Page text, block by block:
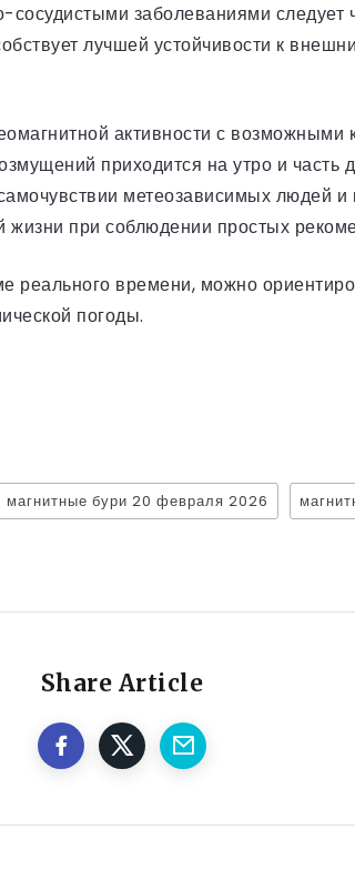
сосудистыми заболеваниями следует
лучшей устойчивости к
активности с
приходится на утро и часть
метеозависимых людей
жизни при соблюдении простых
реального времени, можно
погоды.
магнитные бури 20 февраля 2026
Share Article